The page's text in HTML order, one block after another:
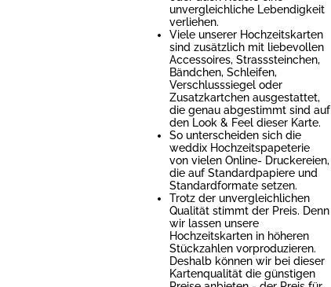
unvergleichliche Lebendigkeit
verliehen.
Viele unserer Hochzeitskarten
sind zusätzlich mit liebevollen
Accessoires, Strasssteinchen,
Bändchen, Schleifen,
Verschlusssiegel oder
Zusatzkartchen ausgestattet,
die genau abgestimmt sind auf
den Look & Feel dieser Karte.
So unterscheiden sich die
weddix Hochzeitspapeterie
von vielen Online- Druckereien,
die auf Standardpapiere und
Standardformate setzen.
Trotz der unvergleichlichen
Qualität stimmt der Preis. Denn
wir lassen unsere
Hochzeitskarten in höheren
Stückzahlen vorproduzieren.
Deshalb können wir bei dieser
Kartenqualität die günstigen